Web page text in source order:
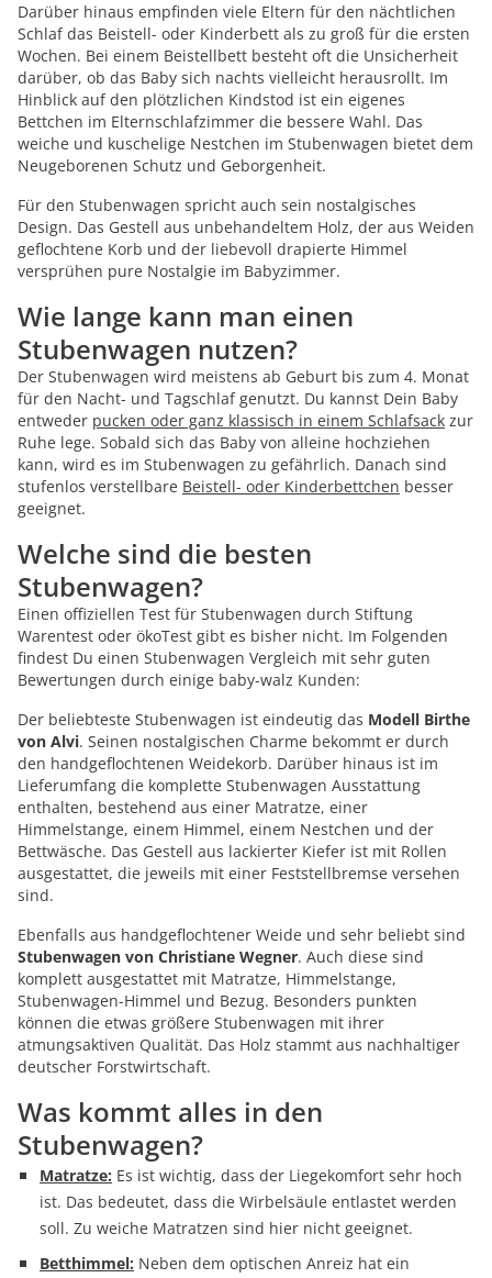
Darüber hinaus empfinden viele Eltern für den nächtlichen
Schlaf das Beistell- oder Kinderbett als zu groß für die ersten
Wochen. Bei einem Beistellbett besteht oft die Unsicherheit
darüber, ob das Baby sich nachts vielleicht herausrollt. Im
Hinblick auf den plötzlichen Kindstod ist ein eigenes
Bettchen im Elternschlafzimmer die bessere Wahl. Das
weiche und kuschelige Nestchen im Stubenwagen bietet dem
Neugeborenen Schutz und Geborgenheit.
Für den Stubenwagen spricht auch sein nostalgisches
Design. Das Gestell aus unbehandeltem Holz, der aus Weiden
geflochtene Korb und der liebevoll drapierte Himmel
versprühen pure Nostalgie im Babyzimmer.
Wie lange kann man einen
Stubenwagen nutzen?
Der Stubenwagen wird meistens ab Geburt bis zum 4. Monat
für den Nacht- und Tagschlaf genutzt. Du kannst Dein Baby
entweder pucken oder ganz klassisch in einem Schlafsack zur
Ruhe lege. Sobald sich das Baby von alleine hochziehen
kann, wird es im Stubenwagen zu gefährlich. Danach sind
stufenlos verstellbare Beistell- oder Kinderbettchen besser
geeignet.
Welche sind die besten
Stubenwagen?
Einen offiziellen Test für Stubenwagen durch Stiftung
Warentest oder ökoTest gibt es bisher nicht. Im Folgenden
findest Du einen Stubenwagen Vergleich mit sehr guten
Bewertungen durch einige baby-walz Kunden:
Der beliebteste Stubenwagen ist eindeutig das Modell Birthe
von Alvi. Seinen nostalgischen Charme bekommt er durch
den handgeflochtenen Weidekorb. Darüber hinaus ist im
Lieferumfang die komplette Stubenwagen Ausstattung
enthalten, bestehend aus einer Matratze, einer
Himmelstange, einem Himmel, einem Nestchen und der
Bettwäsche. Das Gestell aus lackierter Kiefer ist mit Rollen
ausgestattet, die jeweils mit einer Feststellbremse versehen
sind.
Ebenfalls aus handgeflochtener Weide und sehr beliebt sind
Stubenwagen von Christiane Wegner. Auch diese sind
komplett ausgestattet mit Matratze, Himmelstange,
Stubenwagen-Himmel und Bezug. Besonders punkten
können die etwas größere Stubenwagen mit ihrer
atmungsaktiven Qualität. Das Holz stammt aus nachhaltiger
deutscher Forstwirtschaft.
Was kommt alles in den
Stubenwagen?
Matratze: Es ist wichtig, dass der Liegekomfort sehr hoch
ist. Das bedeutet, dass die Wirbelsäule entlastet werden
soll. Zu weiche Matratzen sind hier nicht geeignet.
Betthimmel: Neben dem optischen Anreiz hat ein